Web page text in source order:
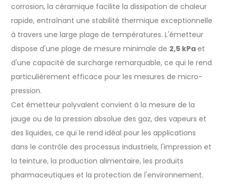
corrosion, la céramique facilite la dissipation de chaleur
rapide, entraînant une stabilité thermique exceptionnelle
à travers une large plage de températures. L'émetteur
dispose d'une plage de mesure minimale de 2,5 kPaet
d'une capacité de surcharge remarquable, ce qui le rend
particulièrement efficace pour les mesures de micro-
pression.
Cet émetteur polyvalent convient à la mesure de la
jauge ou de la pression absolue des gaz, des vapeurs et
des liquides, ce qui le rend idéal pour les applications
dans le contrôle des processus industriels, l'impression et
la teinture, la production alimentaire, les produits
pharmaceutiques et la protection de l'environnement.